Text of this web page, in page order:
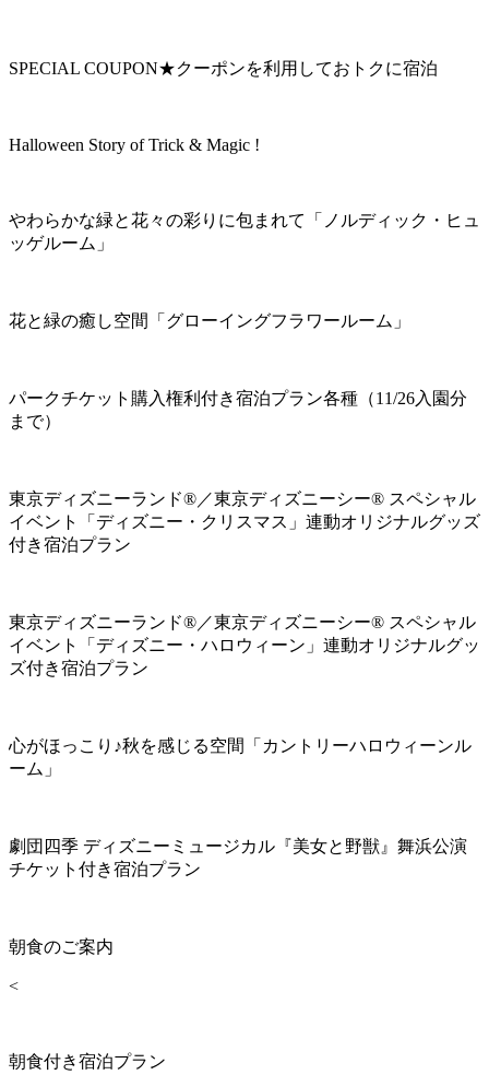
SPECIAL COUPON★クーポンを利用しておトクに宿泊
Halloween Story of Trick & Magic !
やわらかな緑と花々の彩りに包まれて「ノルディック・ヒュ
ッゲルーム」
花と緑の癒し空間「グローイングフラワールーム」
パークチケット購入権利付き宿泊プラン各種（11/26入園分
まで）
東京ディズニーランド®／東京ディズニーシー® スペシャル
イベント「ディズニー・クリスマス」連動オリジナルグッズ
付き宿泊プラン
東京ディズニーランド®／東京ディズニーシー® スペシャル
イベント「ディズニー・ハロウィーン」連動オリジナルグッ
ズ付き宿泊プラン
心がほっこり♪秋を感じる空間「カントリーハロウィーンル
ーム」
劇団四季 ディズニーミュージカル『美女と野獣』舞浜公演
チケット付き宿泊プラン
朝食のご案内
<
朝食付き宿泊プラン